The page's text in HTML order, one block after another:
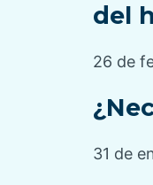
del
26 de
31 de